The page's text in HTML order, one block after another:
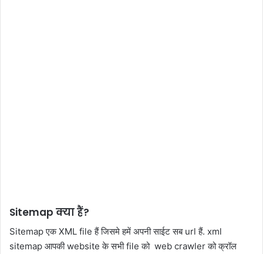
Sitemap क्या हैं?
Sitemap एक XML file हैं जिसमे हमें अपनी साईट सब url हैं. xml
sitemap आपकी website के सभी file को web crawler को क्रॉल